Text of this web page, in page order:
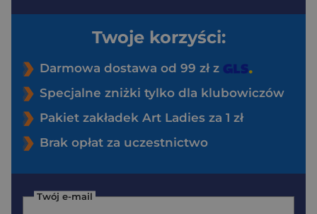
Twoje korzyści:
Darmowa dostawa od 99 zł z
Specjalne zniżki tylko dla klubowiczów
Pakiet zakładek Art Ladies za 1 zł
Brak opłat za uczestnictwo
Twój e-mail